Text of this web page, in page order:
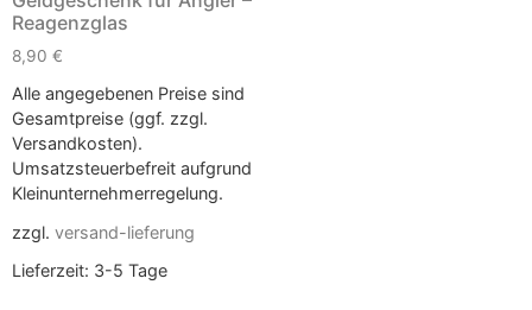
Reagenzglas
8,90 €
Alle angegebenen Preise sind
Gesamtpreise (ggf. zzgl.
Versandkosten).
Umsatzsteuerbefreit aufgrund
Kleinunternehmerregelung.
zzgl. versand-lieferung
Lieferzeit: 3-5 Tage